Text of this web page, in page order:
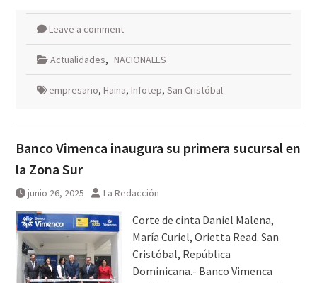
Leave a comment
Actualidades, NACIONALES
empresario, Haina, Infotep, San Cristóbal
Banco Vimenca inaugura su primera sucursal en
la Zona Sur
junio 26, 2025 La Redacción
Corte de cinta Daniel Malena,
María Curiel, Orietta Read. San
Cristóbal, República
Dominicana.- Banco Vimenca